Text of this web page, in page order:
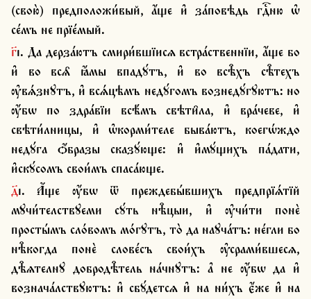
(свою̀) предположи́вый, а҆́ще и҆ за́повѣдь гдⷭ҇ню ѡ҆
се́мъ не прїе́мый.
г҃і. Да дерза́ютъ смири́вшїисѧ встра́ственнїи, а҆́ще бо
и҆ во всѧ̑ ꙗ҆́мы впадꙋ́тъ, и҆ во всѣ̑хъ сѣ̑техъ
ѹ҆вѧ́знꙋтъ, и҆ всѧ́цѣмъ недꙋ́гомъ вознедꙋ́гꙋютъ: но
ѹ҆́бѡ по здра́вїи всѣ́мъ свѣти̑ла, и҆ вра́чеве, и҆
свѣти́лницы, и҆ ѡ҆корми́теле быва́ютъ, коегѡ́ждо
недꙋ́га ѻ҆́бразы сказꙋ́юще: и҆ и҆мꙋ́щихъ па́дати,
и҆скꙋ́сомъ свои́мъ спаса́юще.
д҃і. А҆́ще ѹ҆́бѡ ѿ преждебы́вшихъ предпрїѧ́тїй
мꙋчи́телствꙋеми сꙋ́ть нѣ̑цыи, и҆ ѹ҆чи́ти понѐ
просты́мъ сло́вомъ мо́гꙋтъ, то̀ да наꙋча́тъ: не́гли бо
нѣ̑когда понѐ слове́съ свои́хъ ѹ҆срами́вшесѧ,
дѣ̑ѧтелнꙋ добродѣ̑тель на́чнꙋтъ: а҆ не ѹ҆́бѡ да и҆
вознача́лствꙋютъ: и҆ сбꙋ́детсѧ и҆ на ни́хъ є҆́же и҆ на